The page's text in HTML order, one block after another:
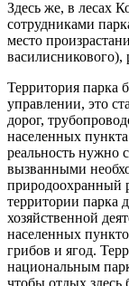
Здесь же, в лесах
сотрудниками
место
василисникового),
Территория парка
управлении, это
дорог,
населенных
реальность нужно
вызванными
природоохранный
территории парка
хозяйственной
населенных
грибов и ягод.
национальным